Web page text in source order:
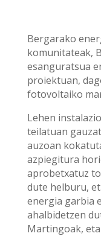
Bergarako
komunitateak,
esanguratsua
proiektuan,
fotovoltaiko
Lehen
teilatuan
auzoan
azpiegitura
aprobetxatuz
dute helburu,
energia garbia
ahalbidetzen
Martingoak,